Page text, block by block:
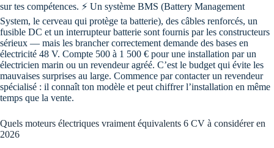
sur tes compétences. ⚡ Un système BMS (Battery Management
System, le cerveau qui protège ta batterie), des câbles renforcés, un
fusible DC et un interrupteur batterie sont fournis par les constructeurs
sérieux — mais les brancher correctement demande des bases en
électricité 48 V. Compte 500 à 1 500 € pour une installation par un
électricien marin ou un revendeur agréé. C’est le budget qui évite les
mauvaises surprises au large. Commence par contacter un revendeur
spécialisé : il connaît ton modèle et peut chiffrer l’installation en même
temps que la vente.
Quels moteurs électriques vraiment équivalents 6 CV à considérer en
2026